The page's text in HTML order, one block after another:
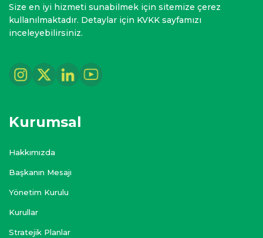
Size en iyi hizmeti sunabilmek için sitemize çerez
kullanılmaktadır. Detaylar için KVKK sayfamızı
inceleyebilirsiniz.
Kurumsal
Hakkımızda
Başkanın Mesajı
Yönetim Kurulu
Kurullar
Stratejik Planlar